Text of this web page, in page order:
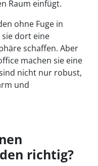
Raum einfügt.
ohne Fuge in
dort eine
schaffen. Aber
machen sie eine
nicht nur robust,
und
richtig?